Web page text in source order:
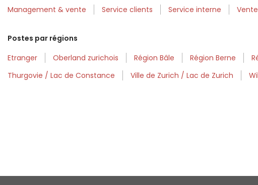
Management & vente
Service clients Service interne
Postes par régions
Etranger
Oberland zurichois Région Bâle Région Berne
Thurgovie / Lac de Constance
Ville de Zurich / Lac de Zurich